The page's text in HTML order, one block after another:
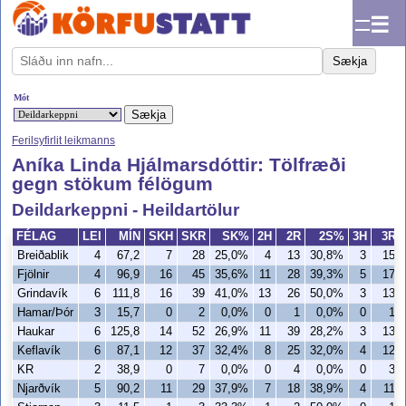
☰
Sækja
Mót
Ferilsyfirlit leikmanns
Aníka Linda Hjálmarsdóttir: Tölfræði
gegn stökum félögum
Deildarkeppni - Heildartölur
FÉLAG LEI MÍN SKH SKR SK% 2H 2R 2S% 3H
3R
Breiðablik
4 67,2 7 28 25,0% 4 13 30,8% 3 15
Fjölnir
4 96,9 16 45 35,6% 11 28 39,3% 5 17
Grindavík
6 111,8 16 39 41,0% 13 26 50,0% 3 13
Hamar/Þór
3 15,7 0 2 0,0% 0 1 0,0% 0
1
Haukar
6 125,8 14 52 26,9% 11 39 28,2% 3 13
Keflavík
6 87,1 12 37 32,4% 8 25 32,0% 4 12
KR
2 38,9 0 7 0,0% 0 4 0,0% 0
3
Njarðvík
5 90,2 11 29 37,9% 7 18 38,9% 4 11